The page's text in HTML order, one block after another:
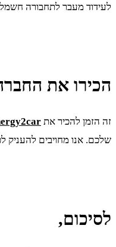
לעידוד מעבר לתחבורה
הכירו את
זה הזמן להכיר את
שלכם. אנו מחויבים להעניק
לסיכום,